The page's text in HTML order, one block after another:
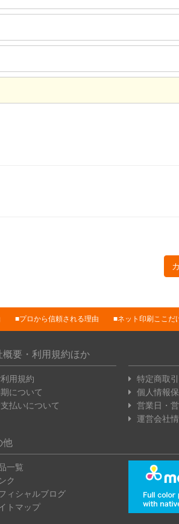
プロから信頼される理由 ネット印刷ここだ
概要・利用規約ほか
利用規約
について
払いについて
特定商取
個人情報
営業日・
運営会社
他
一覧
ク
ィシャルブログ
トマップ